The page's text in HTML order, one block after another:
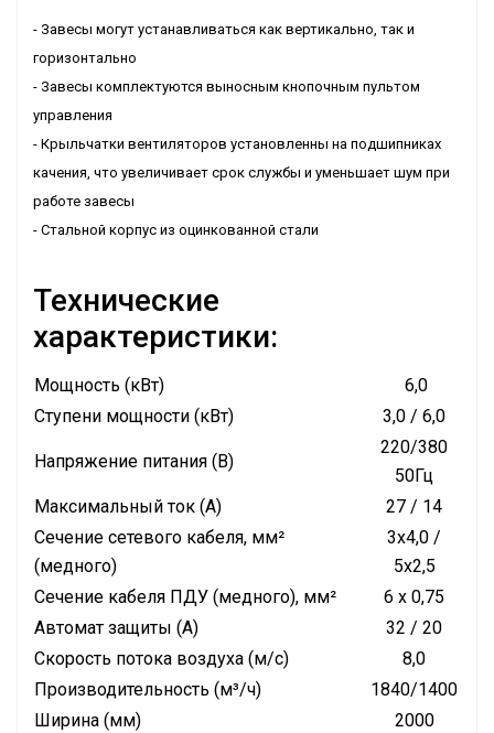
- Завесы могут устанавливаться как вертикально, так и
горизонтально
- Завесы комплектуются выносным кнопочным пультом
управления
- Крыльчатки вентиляторов установленны на подшипниках
качения, что увеличивает срок службы и уменьшает шум при
работе завесы
- Стальной корпус из оцинкованной стали
Технические
характеристики:
Мощность (кВт)
6,0
Ступени мощности (кВт)
3,0 / 6,0
Напряжение питания (В)
220/380
50Гц
Максимальный ток (А)
27 / 14
Сечение сетевого кабеля, мм²
(медного)
3х4,0 /
5х2,5
Сечение кабеля ПДУ (медного), мм²
6 x 0,75
Автомат защиты (А)
32 / 20
Скорость потока воздуха (м/с)
8,0
Производительность (м³/ч)
1840/1400
Ширина (мм)
2000